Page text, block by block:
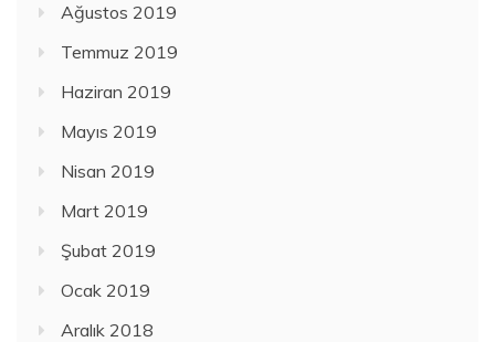
Ağustos 2019
Temmuz 2019
Haziran 2019
Mayıs 2019
Nisan 2019
Mart 2019
Şubat 2019
Ocak 2019
Aralık 2018